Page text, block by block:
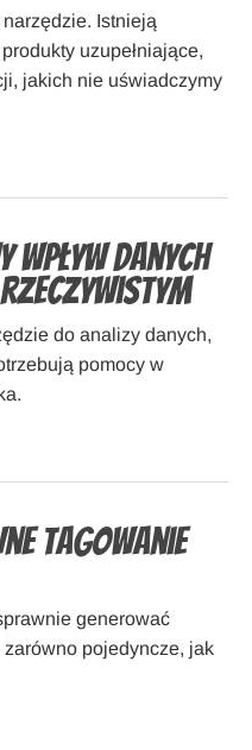
Istnieją
uzupełniające,
jakich nie uświadczymy
wpływ danych
do analizy danych,
pomocy w
tagowanie
generować
pojedyncze, jak